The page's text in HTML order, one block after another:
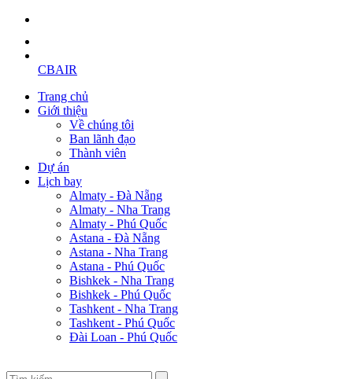
CBAIR
Trang chủ
Giới thiệu
Về chúng tôi
Ban lãnh đạo
Thành viên
Dự án
Lịch bay
Almaty - Đà Nẵng
Almaty - Nha Trang
Almaty - Phú Quốc
Astana - Đà Nẵng
Astana - Nha Trang
Astana - Phú Quốc
Bishkek - Nha Trang
Bishkek - Phú Quốc
Tashkent - Nha Trang
Tashkent - Phú Quốc
Đài Loan - Phú Quốc